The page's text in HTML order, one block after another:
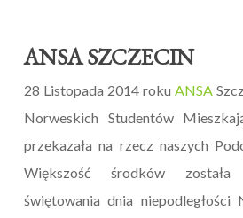
ANSA SZCZECIN
28 Listopada 2014 rokuANSA
Norweskich Studentów
przekazała na rzecz naszych
Większość środków
świętowania dnia